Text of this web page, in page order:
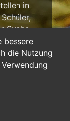
bessere
die Nutzung
in
Suche
– hier
zu deinem